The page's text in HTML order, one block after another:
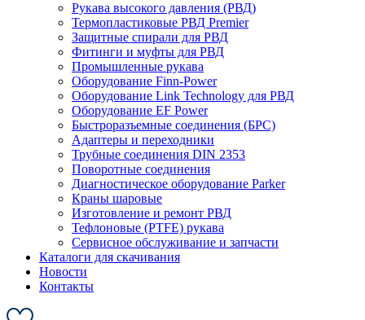
Рукава высокого давления (РВД)
Термопластиковые РВД Premier
Защитные спирали для РВД
Фитинги и муфты для РВД
Промышленные рукава
Оборудование Finn-Power
Оборудование Link Technology для РВД
Оборудование EF Power
Быстроразъемные соединения (БРС)
Адаптеры и переходники
Трубные соединения DIN 2353
Поворотные соединения
Диагностическое оборудование Parker
Краны шаровые
Изготовление и ремонт РВД
Тефлоновые (PTFE) рукава
Сервисное обслуживание и запчасти
Каталоги для скачивания
Новости
Контакты